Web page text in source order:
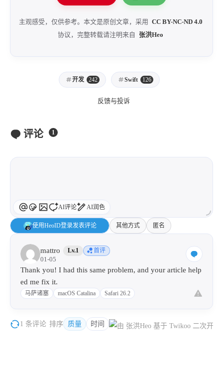
主观感受，仅供参考。本文是原创文章，采用 CC BY-NC-ND 4.0
协议，完整转载请注明来自
张洪Heo
开发 242 Swift 126
反馈与投诉
评论 1
AI评论 AI润色
使用HeoID登录发表评论 其他方式 匿名
mattro Lv.1 首评
01-05
Thank you! I had this same problem, and your article help
ed me fix it.
马萨诸塞 macOS Catalina Safari 26.2
1 条评论 排序 质量 时间